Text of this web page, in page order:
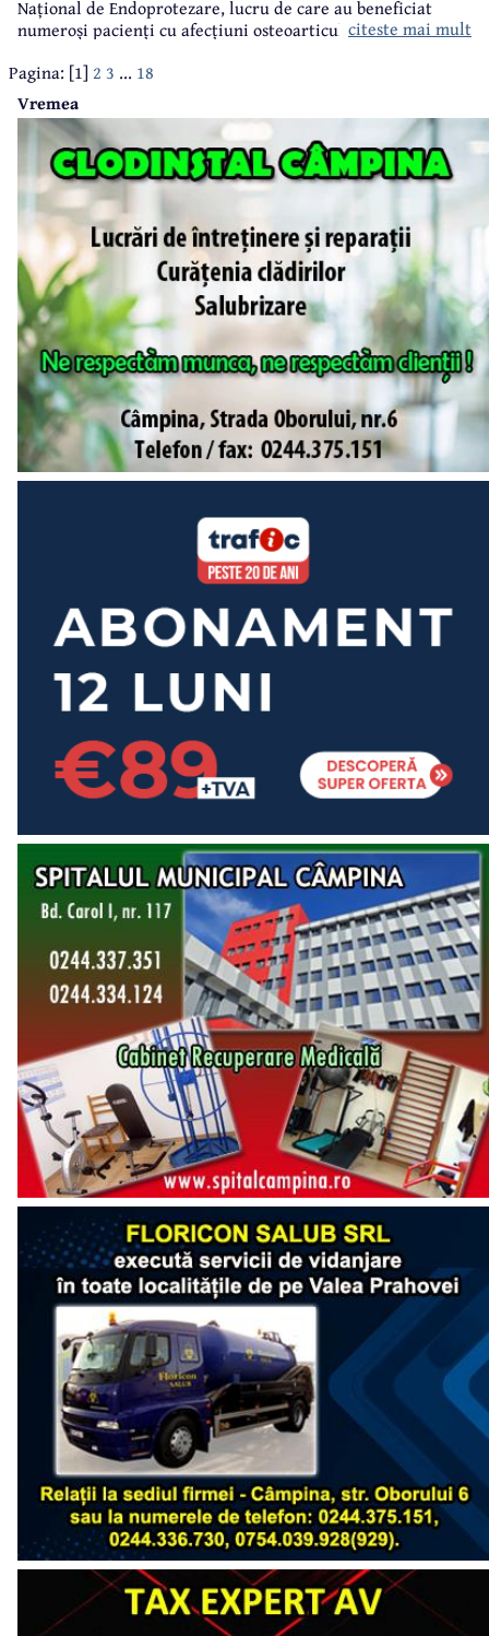
Național de Endoprotezare, lucru de care au beneficiat
numeroși pacienți cu afecțiuni osteoarticulare.citeste mai mult
Pagina: [1] 2 3 ... 18
Vremea